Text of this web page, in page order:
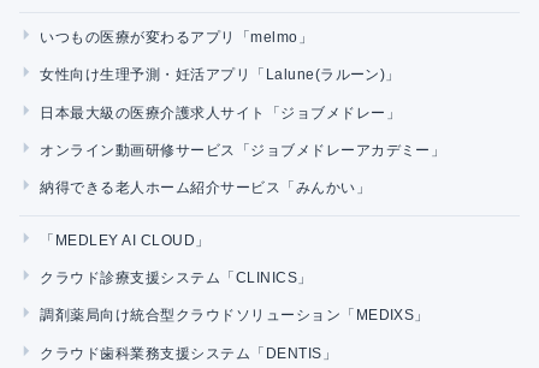
いつもの医療が変わるアプリ「melmo」
女性向け生理予測・妊活アプリ「Lalune(ラルーン)」
日本最大級の医療介護求人サイト「ジョブメドレー」
オンライン動画研修サービス「ジョブメドレーアカデミー」
納得できる老人ホーム紹介サービス「みんかい」
「MEDLEY AI CLOUD」
クラウド診療支援システム「CLINICS」
調剤薬局向け統合型クラウドソリューション「MEDIXS」
クラウド歯科業務支援システム「DENTIS」